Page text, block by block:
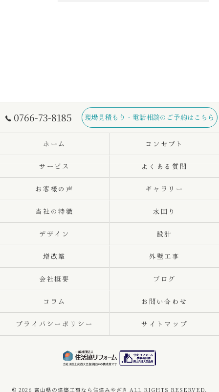
0766-73-8185 現場見積もり・電話相談のご予約はこちら
ホーム コンセプト
サービス よくある質問
お客様の声 ギャラリー
当社の特徴 水回り
デザイン 設計
増改築 外壁工事
会社概要 ブログ
コラム お問い合わせ
プライバシーポリシー サイトマップ
© 2026 富山県の建築工事なら住建みやざき ALL RIGHTS RESERVED.